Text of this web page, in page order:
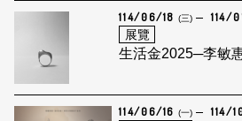
114/06/18 (三) 114/
展覽
生活金2025─李敏
114/06/16 (一) 114/